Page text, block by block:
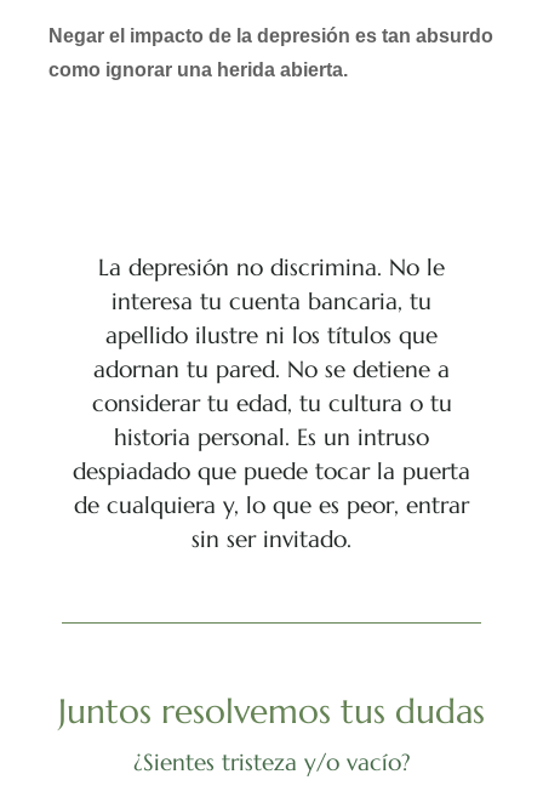
Negar el impacto de la depresión es tan absurdo
como ignorar una herida abierta.
La depresión no discrimina. No le
interesa tu cuenta bancaria, tu
apellido ilustre ni los títulos que
adornan tu pared. No se detiene a
considerar tu edad, tu cultura o tu
historia personal. Es un intruso
despiadado que puede tocar la puerta
de cualquiera y, lo que es peor, entrar
sin ser invitado.
Juntos resolvemos tus dudas
¿Sientes tristeza y/o vacío?